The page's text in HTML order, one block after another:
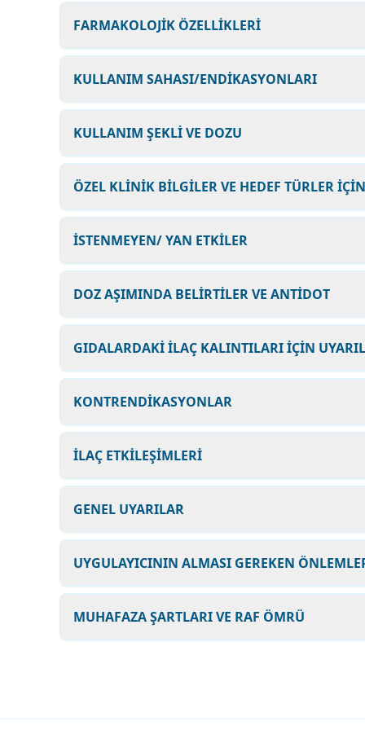
FARMAKOLOJİK ÖZELLİKLERİ
KULLANIM SAHASI/ENDİKASYONLARI
KULLANIM ŞEKLİ VE DOZU
ÖZEL KLİNİK BİLGİLER VE HEDEF TÜRLER
İSTENMEYEN/ YAN ETKİLER
DOZ AŞIMINDA BELİRTİLER VE ANTİDOT
GIDALARDAKİ İLAÇ KALINTILARI İÇİN
KONTRENDİKASYONLAR
İLAÇ ETKİLEŞİMLERİ
GENEL UYARILAR
UYGULAYICININ ALMASI GEREKEN
MUHAFAZA ŞARTLARI VE RAF ÖMRÜ